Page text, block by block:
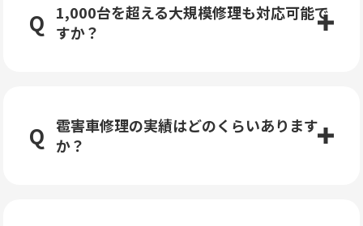
1,000台を超える大規模修理も対応可能で
すか？
雹害車修理の実績はどのくらいあります
か？